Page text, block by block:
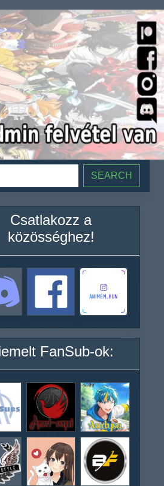
SEARCH
Csatlakozz a
közösséghez!
FanSub-ok: